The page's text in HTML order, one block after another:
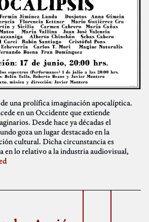
una prolífica imaginación apocalíptica.
en un Occidente que extiende
Desde hace ya décadas el
goza un lugar destacado en la
cultural. Dicha circunstancia es
en lo relativo a la industria audiovisual,